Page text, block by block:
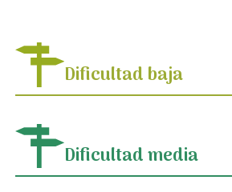
Dificultad baja
Dificultad media